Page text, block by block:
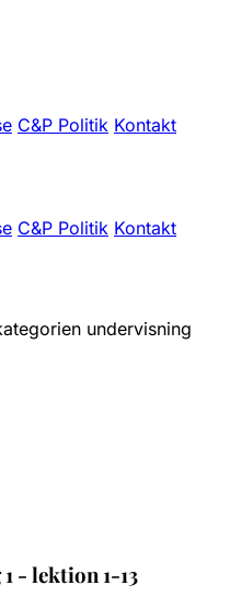
C&P Politik Kontakt
C&P Politik Kontakt
undervisning
- lektion 1-13